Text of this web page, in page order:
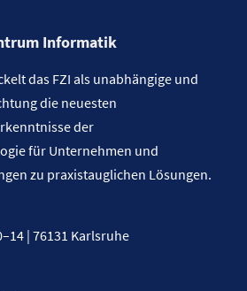
Informatik
das FZI als unabhängige und
die neuesten
der
für Unternehmen und
zu praxistauglichen Lösungen.
| 76131 Karlsruhe